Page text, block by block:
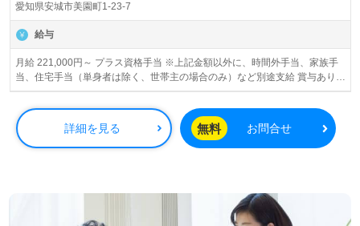
愛知県安城市美園町1-23-7
給与
月給 221,000円～ プラス資格手当 ※上記金額以外に、時間外手当、家族手
当、住宅手当（単身者は除く、世帯主の場合のみ）など別途支給 賞与あり
昇給あり
詳細を見る 無料 お問合せ